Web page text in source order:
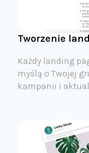
Tworzenie
Każdy landing
myślą o Twojej
kampanii i